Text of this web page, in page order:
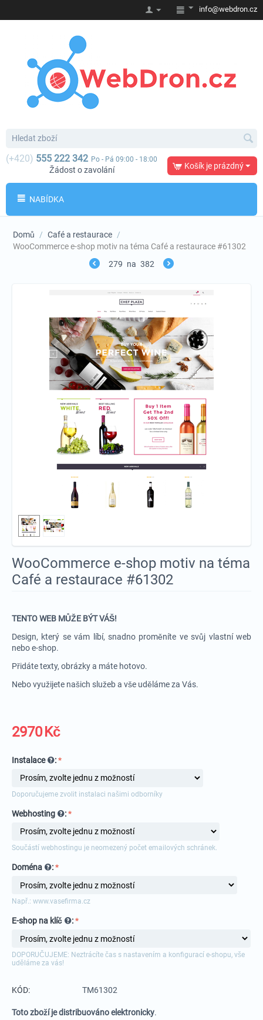
info@webdron.cz
(+420) 555 222 342 Po - Pá 09:00 - 18:00
Žádost o zavolání Košík je prázdný
NABÍDKA
Domů / Café a restaurace /
WooCommerce e-shop motiv na téma Café a restaurace #61302
279 na 382
WooCommerce e-shop motiv na téma
Café a restaurace #61302
TENTO WEB MŮŽE BÝT VÁŠ!
Design, který se vám líbí, snadno proměníte ve svůj vlastní web
nebo e-shop.
Přidáte texty, obrázky a máte hotovo.
Nebo využijete našich služeb a vše uděláme za Vás.
2970Kč
Instalace :
Doporučujeme zvolit instalaci našimi odborníky
Webhosting :
Součástí webhostingu je neomezený počet emailových schránek.
Doména :
Např.: www.vasefirma.cz
E-shop na klíč :
DOPORUČUJEME: Neztrácíte čas s nastavením a konfigurací e-shopu, vše
uděláme za vás!
KÓD: TM61302
Toto zboží je distribuováno elektronicky.